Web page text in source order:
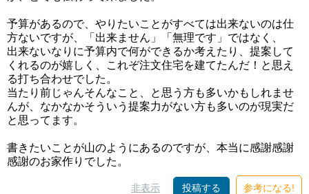
予算があるので、やりたいことがすべては出来ないのは仕
方ないですが、「出来ません」「無理です」ではなく、
出来ないなりに予算内で何ができるか考えたり、提案して
くれるのが嬉しく、これぞ注文住宅を建てたんだ！と思え
る打ち合わせでした。
当たり前じゃんそんなこと、と思う方も多いかもしれませ
んが、なかなかそういう提案力がない方も多いのが現実だ
と思ってます。
書きたいことが山のようにあるのですが、本当に感謝感謝
感謝のお家作りでした。
非表示 投稿する 参考になる!